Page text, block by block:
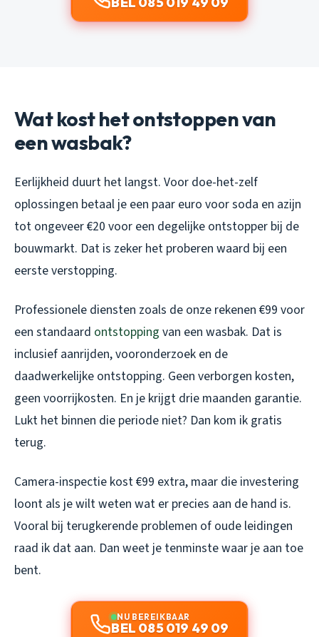
Wat kost het ontstoppen van
een wasbak?
Eerlijkheid duurt het langst. Voor doe-het-zelf
oplossingen betaal je een paar euro voor soda en azijn
tot ongeveer €20 voor een degelijke ontstopper bij de
bouwmarkt. Dat is zeker het proberen waard bij een
eerste verstopping.
Professionele diensten zoals de onze rekenen €99 voor
een standaard ontstopping van een wasbak. Dat is
inclusief aanrijden, vooronderzoek en de
daadwerkelijke ontstopping. Geen verborgen kosten,
geen voorrijkosten. En je krijgt drie maanden garantie.
Lukt het binnen die periode niet? Dan kom ik gratis
terug.
Camera-inspectie kost €99 extra, maar die investering
loont als je wilt weten wat er precies aan de hand is.
Vooral bij terugkerende problemen of oude leidingen
raad ik dat aan. Dan weet je tenminste waar je aan toe
bent.
NU BEREIKBAAR
BEL 085 019 49 09